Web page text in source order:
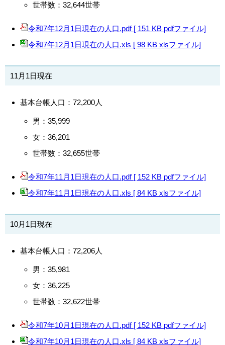
世帯数：32,644世帯
令和7年12月1日現在の人口.pdf [ 151 KB pdfファイル]
令和7年12月1日現在の人口.xls [ 98 KB xlsファイル]
11月1日現在
基本台帳人口：72,200人
男：35,999
女：36,201
世帯数：32,655世帯
令和7年11月1日現在の人口.pdf [ 152 KB pdfファイル]
令和7年11月1日現在の人口.xls [ 84 KB xlsファイル]
10月1日現在
基本台帳人口：72,206人
男：35,981
女：36,225
世帯数：32,622世帯
令和7年10月1日現在の人口.pdf [ 152 KB pdfファイル]
令和7年10月1日現在の人口.xls [ 84 KB xlsファイル]